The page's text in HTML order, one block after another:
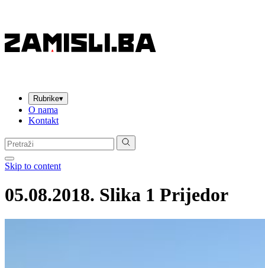
Rubrike▾
O nama
Kontakt
Pretraga:
Skip to content
05.08.2018. Slika 1 Prijedor